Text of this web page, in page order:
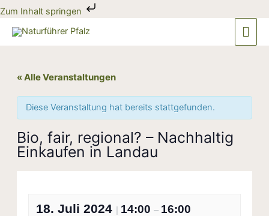
Zum Inhalt springen
Zum
Inhalt
springen
« Alle Veranstaltungen
Diese Veranstaltung hat bereits stattgefunden.
Bio, fair, regional? – Nachhaltig
Einkaufen in Landau
18. Juli 2024 | 14:00– 16:00